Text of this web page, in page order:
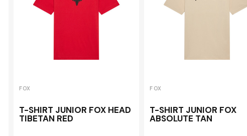
FOX
T-SHIRT JUNIOR FOX HEAD
TIBETAN RED
FOX
T-SHIRT JUNIOR FOX
ABSOLUTE TAN